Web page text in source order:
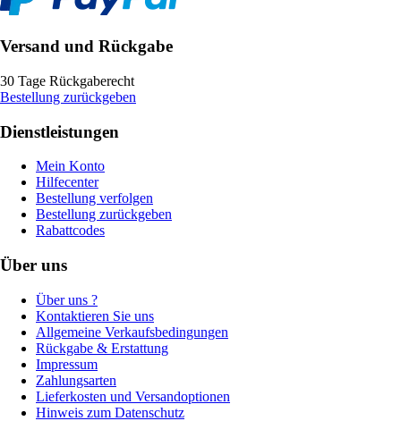
Versand und Rückgabe
30 Tage Rückgaberecht
Bestellung zurückgeben
Dienstleistungen
Mein Konto
Hilfecenter
Bestellung verfolgen
Bestellung zurückgeben
Rabattcodes
Über uns
Über uns ?
Kontaktieren Sie uns
Allgemeine Verkaufsbedingungen
Rückgabe & Erstattung
Impressum
Zahlungsarten
Lieferkosten und Versandoptionen
Hinweis zum Datenschutz